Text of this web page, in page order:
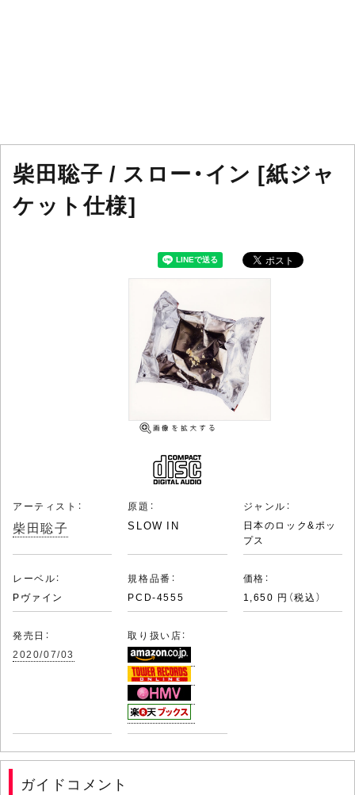
柴田聡子 / スロー・イン [紙ジャ
ケット仕様]
アーティスト：
柴田聡子
原題：
SLOW IN
ジャンル：
日本のロック&ポッ
プス
レーベル：
Pヴァイン
規格品番：
PCD-4555
価格：
1,650 円（税込）
発売日：
2020/07/03
取り扱い店：
ガイドコメント